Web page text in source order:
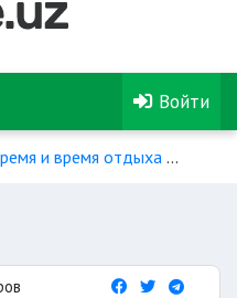
Войти
и время отдыха